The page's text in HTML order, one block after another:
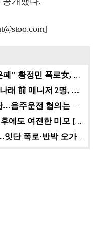
래 前 매니저 2명, …
황정민 사생활 논란의 쟁점…잇단 폭로·반박 오가는 소모…